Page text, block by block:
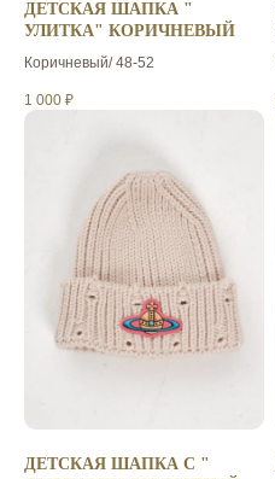
ДЕТСКАЯ ШАПКА "
УЛИТКА" КОРИЧНЕВЫЙ
Коричневый/ 48-52
1 000 ₽
ДЕТСКАЯ ШАПКА С "